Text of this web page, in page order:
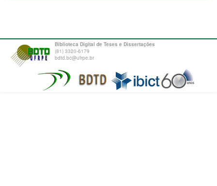
Biblioteca Digital de Teses e Dissertações
(81) 3320-6179
bdtd.bc@ufrpe.br